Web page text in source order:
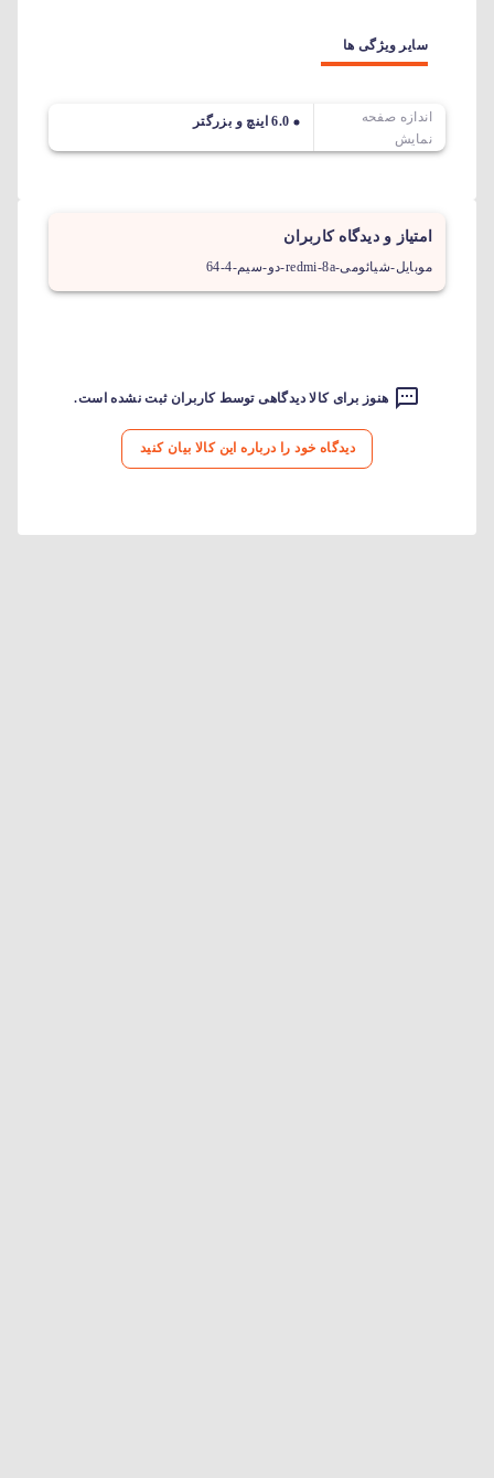
سایر ویژگی ها
اندازه صفحه
نمایش
6.0 اینچ و بزرگتر
امتیاز و دیدگاه کاربران
موبایل-شیائومی-redmi-8a-دو-سیم-4-64
هنوز برای کالا دیدگاهی توسط کاربران ثبت نشده است.
دیدگاه خود را درباره این کالا بیان کنید